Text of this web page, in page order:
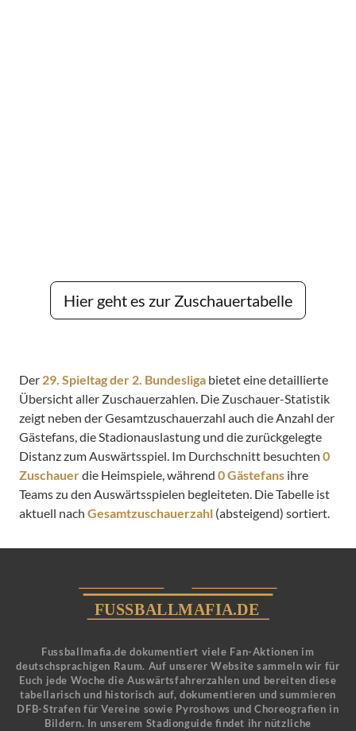
Hier geht es zur Zuschauertabelle
Der 29. Spieltag der 2. Bundesliga bietet eine detaillierte
Übersicht aller Zuschauerzahlen. Die Zuschauer-Statistik
zeigt neben der Gesamtzuschauerzahl auch die Anzahl der
Gästefans, die Stadionauslastung und die zurückgelegte
Distanz zum Auswärtsspiel. Im Durchschnitt besuchten 0
Zuschauerdie Heimspiele, während 0 Gästefans ihre
Teams zu den Auswärtsspielen begleiteten. Die Tabelle ist
aktuell nach Gesamtzuschauerzahl (absteigend) sortiert.
Fussballmafia.de dokumentiert viele Fan-Aktionen im
deutschsprachigen Raum. Auf unserer Website sammeln wir für
Euch jede Woche die Auswärtsfahrerzahlen und bereiten diese
tabellarisch und historisch auf, dokumentieren und summieren
DFB-Strafen für Vereine sowie Pyroshows und Choreografien in
Bildern. In unserem Stadionguide findet ihr nützliche